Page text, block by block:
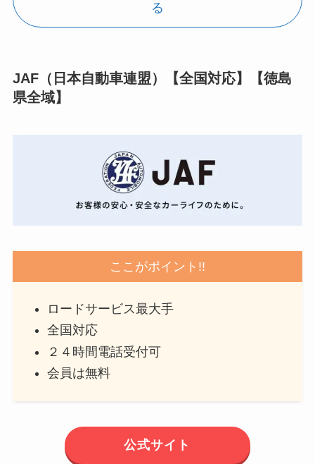
る
JAF（日本自動車連盟）【全国対応】【徳島
県全域】
ここがポイント!!
ロードサービス最大手
全国対応
２４時間電話受付可
会員は無料
公式サイト